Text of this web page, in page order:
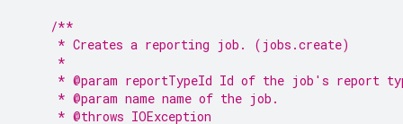
/**
     * Creates a reporting job. (jobs.create)
     *
* @param reportTypeId Id of the job's report
     * @param name name of the job.
     * @throws IOException